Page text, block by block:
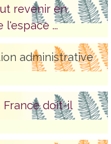
revenir en
...
administrative
doit-il